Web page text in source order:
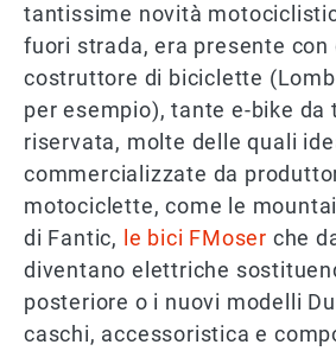
tantissime novità
fuori strada, era presente con
costruttore di biciclette
per esempio), tante e-bike da
riservata, molte delle quali
commercializzate da
motociclette, come le
di Fantic, le bici FMoser che
diventano elettriche
posteriore o i nuovi modelli
caschi, accessoristica e